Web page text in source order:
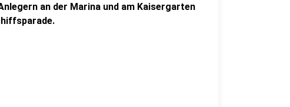
an der Marina und am Kaisergarten